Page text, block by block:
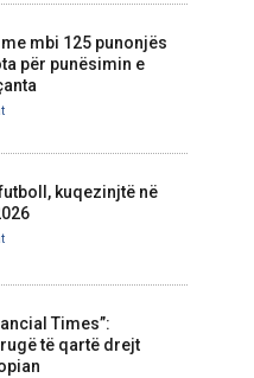
mbi 125 punonjës
për punësimin e
kuqezinjtë në
Times”:
të qartë drejt